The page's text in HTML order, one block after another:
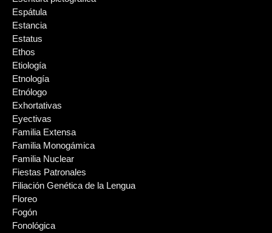
Espátula
Estancia
Estatus
Ethos
Etiología
Etnología
Etnólogo
Exhortativas
Eyectivas
Familia Extensa
Familia Monogámica
Familia Nuclear
Fiestas Patronales
Filiación Genética de la Lengua
Floreo
Fogón
Fonológica